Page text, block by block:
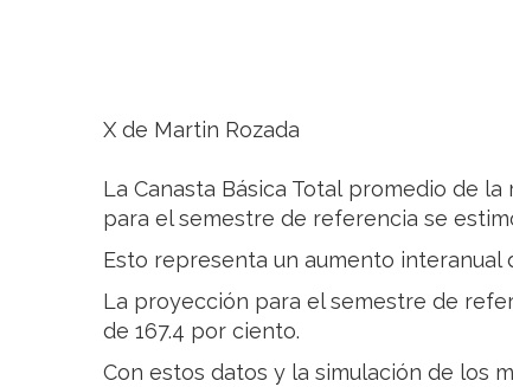
X de Martin Rozada
La Canasta Básica Total promedio de la
para el semestre de referencia se
Esto representa un aumento interanual
La proyección para el semestre de
de 167.4 por ciento.
Con estos datos y la simulación de los